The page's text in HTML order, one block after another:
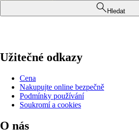
Hledat
Užitečné odkazy
Cena
Nakupujte online bezpečně
Podmínky používání
Soukromí a cookies
O nás